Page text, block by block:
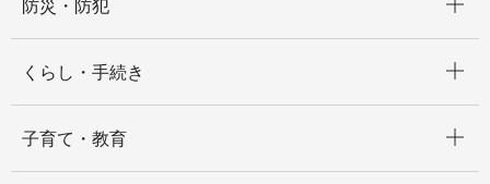
防災・防犯
くらし・手続き
子育て・教育